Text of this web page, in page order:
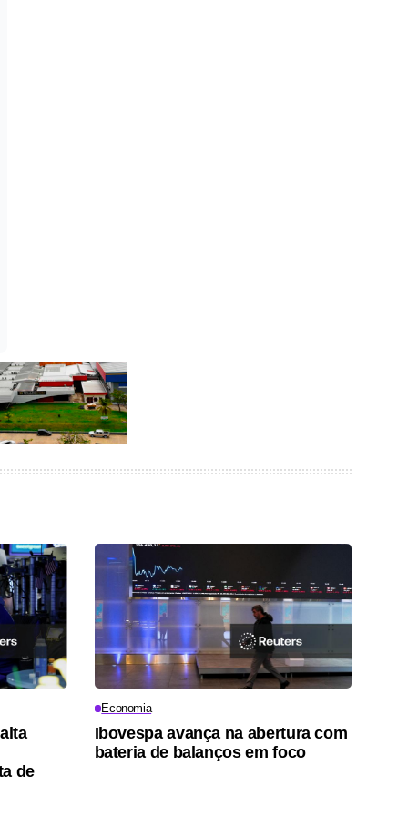
de
Economia
Ibovespa avança na abertura com
bateria de balanços em foco